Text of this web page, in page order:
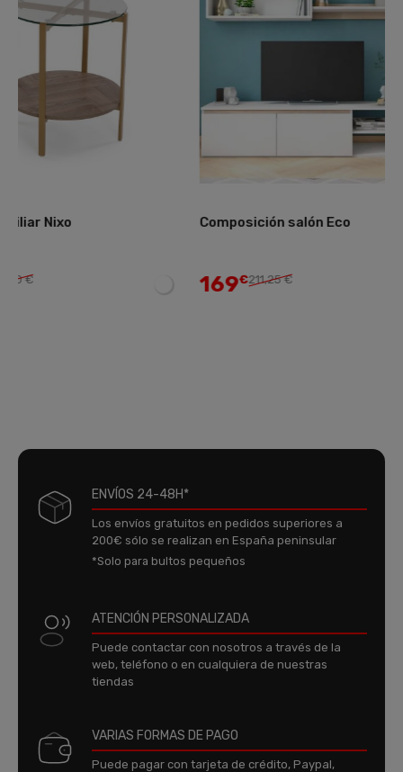
Composición salón Eco
169
Sillón bajo con
238
ENVÍOS 24-48H*
Los envíos gratuitos en pedidos superiores a
200€ sólo se realizan en España peninsular
*Solo para bultos pequeños
ATENCIÓN PERSONALIZADA
Puede contactar con nosotros a través de la
web, teléfono o en cualquiera de nuestras
tiendas
VARIAS FORMAS DE PAGO
Puede pagar con tarjeta de crédito, Paypal,